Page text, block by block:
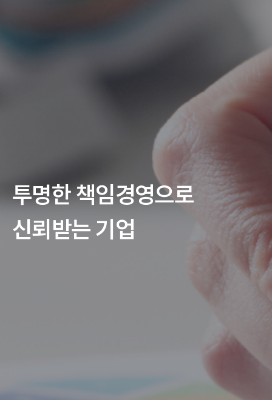
투명한 책임경영으로
신뢰받는 기업